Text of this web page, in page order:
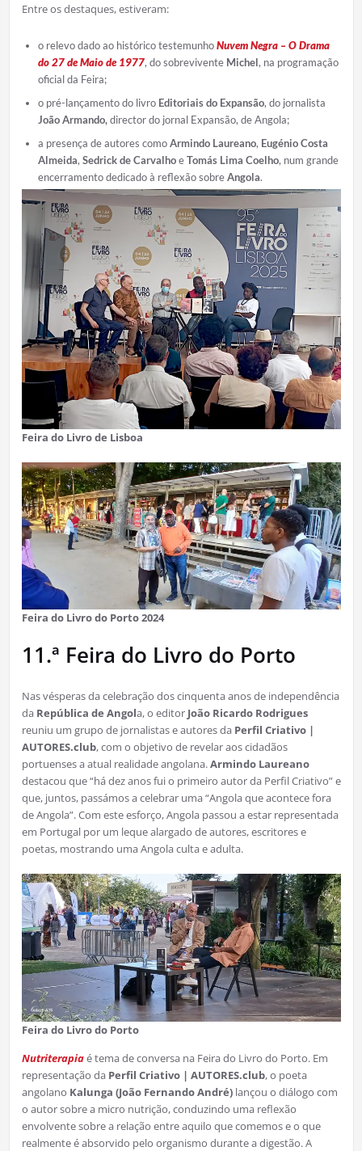
Entre os destaques, estiveram:
o relevo dado ao histórico testemunhoNuvem Negra – O Drama
do 27 de Maio de 1977, do sobrevivente Michel, na programação
oficial da Feira;
o pré-lançamento do livro Editoriais do Expansão, do jornalista
João Armando,director do jornal Expansão, de Angola;
a presença de autores comoArmindo Laureano, Eugénio Costa
Almeida, Sedrick de CarvalhoeTomás Lima Coelho, num grande
encerramento dedicado à reflexão sobreAngola.
Feira do Livro de Lisboa
Feira do Livro do Porto 2024
11.ª Feira do Livro do Porto
Nas vésperas da celebração dos cinquenta anos de independência
da República de Angola, o editor João Ricardo Rodrigues
reuniu um grupo de jornalistas e autores da Perfil Criativo |
AUTORES.club, com o objetivo de revelar aos cidadãos
portuenses a atual realidade angolana.Armindo Laureano
destacou que “há dez anos fui o primeiro autor da Perfil Criativo” e
que, juntos, passámos a celebrar uma “Angola que acontece fora
de Angola”. Com este esforço, Angola passou a estar representada
em Portugal por um leque alargado de autores, escritores e
poetas, mostrando uma Angola culta e adulta.
Feira do Livro do Porto
Nutriterapiaé tema de conversa na Feira do Livro do Porto. Em
representação da Perfil Criativo | AUTORES.club, o poeta
angolano Kalunga (João Fernando André)lançou o diálogo com
o autor sobre a micro nutrição, conduzindo uma reflexão
envolvente sobre a relação entre aquilo que comemos e o que
realmente é absorvido pelo organismo durante a digestão. A